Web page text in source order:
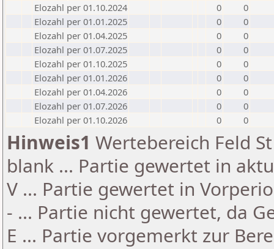
Elozahl per 01.10.2024
0
0
Elozahl per 01.01.2025
0
0
Elozahl per 01.04.2025
0
0
Elozahl per 01.07.2025
0
0
Elozahl per 01.10.2025
0
0
Elozahl per 01.01.2026
0
0
Elozahl per 01.04.2026
0
0
Elozahl per 01.07.2026
0
0
Elozahl per 01.10.2026
0 0
Hinweis1 Wertebereich Feld
blank ... Partie gewertet in
V ... Partie gewertet in
- ... Partie nicht gewertet, da
E ... Partie vorgemerkt zur